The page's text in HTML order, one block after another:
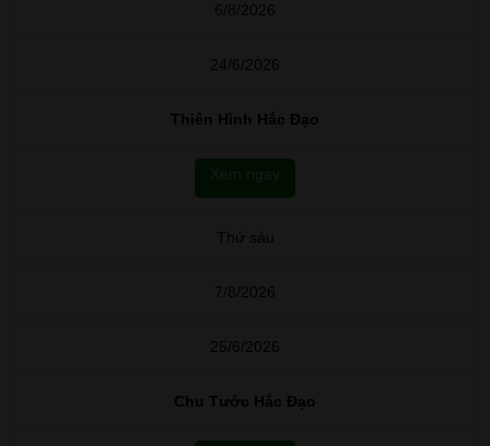
6/8/2026
24/6/2026
Thiên Hình Hắc Đạo
Xem ngay
Thứ sáu
7/8/2026
25/6/2026
Chu Tước Hắc Đạo